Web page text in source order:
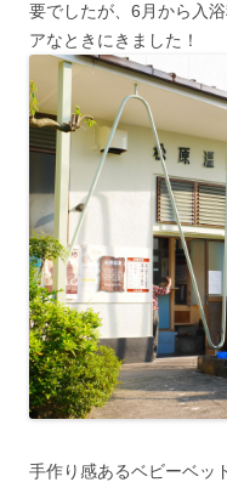
要でしたが、6月から入
アなときにきました！
手作り感あるベビーベッ